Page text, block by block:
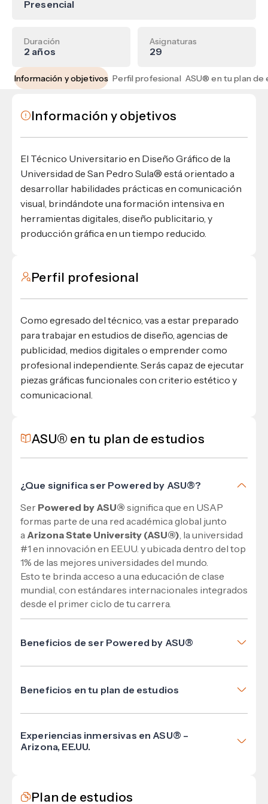
Escuela de Arquitectura
Ver toda la oferta académica
Escuela de Negocios
Conocé DUX
Datos de contacto
Ave. Circunvalación, San Pedro Sula,
Responsabilidad social y sostenibilidad
Empleabilidad
¿Que es USAP+?
RECURSOS
Guía de Servicios Académicos y Administrativos
Manual Moddle
Normas Académicas
internacionales
USAP integra RediEShn
Leer artículo
Presencial
Duración
2 años
Asignaturas
29
Información y objetivos Perfil profesional
Información y objetivos
El Técnico Universitario en Diseño Gráfico de la
Universidad de San Pedro Sula® está orientado a
desarrollar habilidades prácticas en comunicación
visual, brindándote una formación intensiva en
herramientas digitales, diseño publicitario, y
producción gráfica en un tiempo reducido.
Perfil profesional
Como egresado del técnico, vas a estar preparado
para trabajar en estudios de diseño, agencias de
publicidad, medios digitales o emprender como
profesional independiente. Serás capaz de ejecutar
piezas gráficas funcionales con criterio estético y
comunicacional.
ASU® en tu plan de estudios
¿Que significa ser Powered by ASU®?
Ser Powered by ASU® significa que en USAP
formas parte de una red académica global junto
a Arizona State University (ASU®), la universidad
#1 en innovación en EE.UU. y ubicada dentro del top
1% de las mejores universidades del mundo.
Esto te brinda acceso a una educación de clase
mundial, con estándares internacionales integrados
desde el primer ciclo de tu carrera.
Beneficios de ser Powered by ASU®
Formación con estándares internacionales.
Oportunidades académicas en Estados Unidos.
Red profesional internacional.
Mayor empleabilidad y competitividad.
Beneficios en tu plan de estudios
ASU Content®: Cursos con casos reales,
oficiales desarrollados por ASU®.
ASU Certificates®: Certificaciones
Advanced Skill Certificates que validan
Experiencias inmersivas en ASU® –
Arizona, EE.UU.
conecta tu formación con una red verdaderamente
Plan de estudios